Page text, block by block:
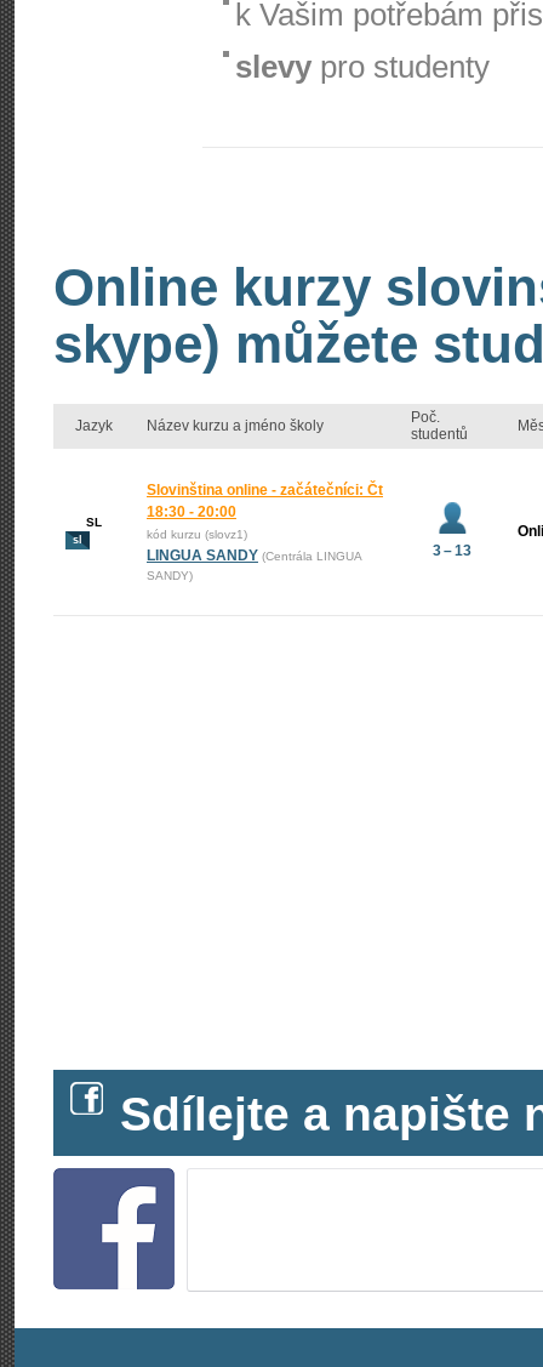
k Vašim potřebám
slevy pro studenty
Online kurzy
skype) můžete
Jazyk Název kurzu a jméno školy
Poč.
studentů
SL
sl
Slovinština online - začátečníci: Čt
18:30 - 20:00
kód kurzu (slovz1)
LINGUA SANDY (Centrála LINGUA
SANDY)
3 – 13
Sdílejte a napište